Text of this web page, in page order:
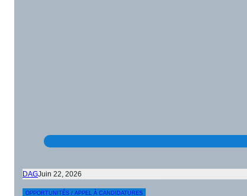
DAGJuin 22, 2026
OPPORTUNITÉS / APPEL À CANDIDATURES